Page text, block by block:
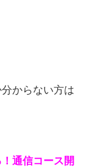
からない方は
通信コース開